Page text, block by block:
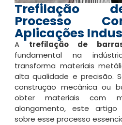
Trefilação
Processo
Aplicações
A trefilação de
fundamental na
transforma materiais
alta qualidade e precisão.
construção mecânica ou
obter materiais com
alongamento, este
sobre esse processo